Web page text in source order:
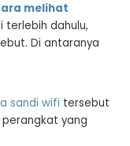
melihat
terlebih dahulu,
Di antaranya
sandi wifi tersebut
yang